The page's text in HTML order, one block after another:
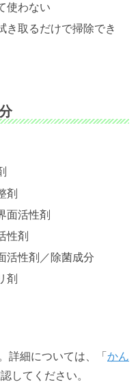
使わない
き取るだけで掃除でき
剤
面活性剤
性剤
活性剤／除菌成分
剤
詳細については、「 かん
してください。